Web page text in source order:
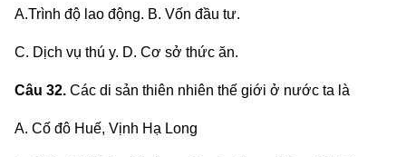
A.Trình độ lao động. B. Vốn đầu tư.
C. Dịch vụ thú y. D. Cơ sở thức ăn.
Câu 32. Các di sản thiên nhiên thế giới ở nước ta là
A. Cố đô Huế, Vịnh Hạ Long